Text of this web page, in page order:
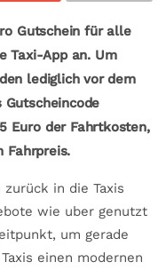
Gutschein für alle
Taxi-App an. Um
lediglich vor dem
Gutscheincode
Euro der Fahrtkosten,
Fahrpreis.
in die Taxis
wie uber genutzt
um gerade
einen modernen